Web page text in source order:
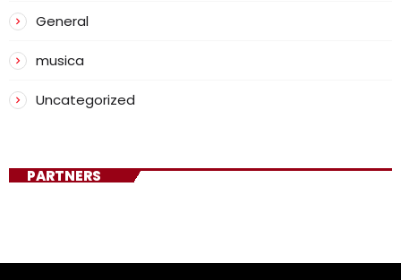
General
musica
Uncategorized
PARTNERS